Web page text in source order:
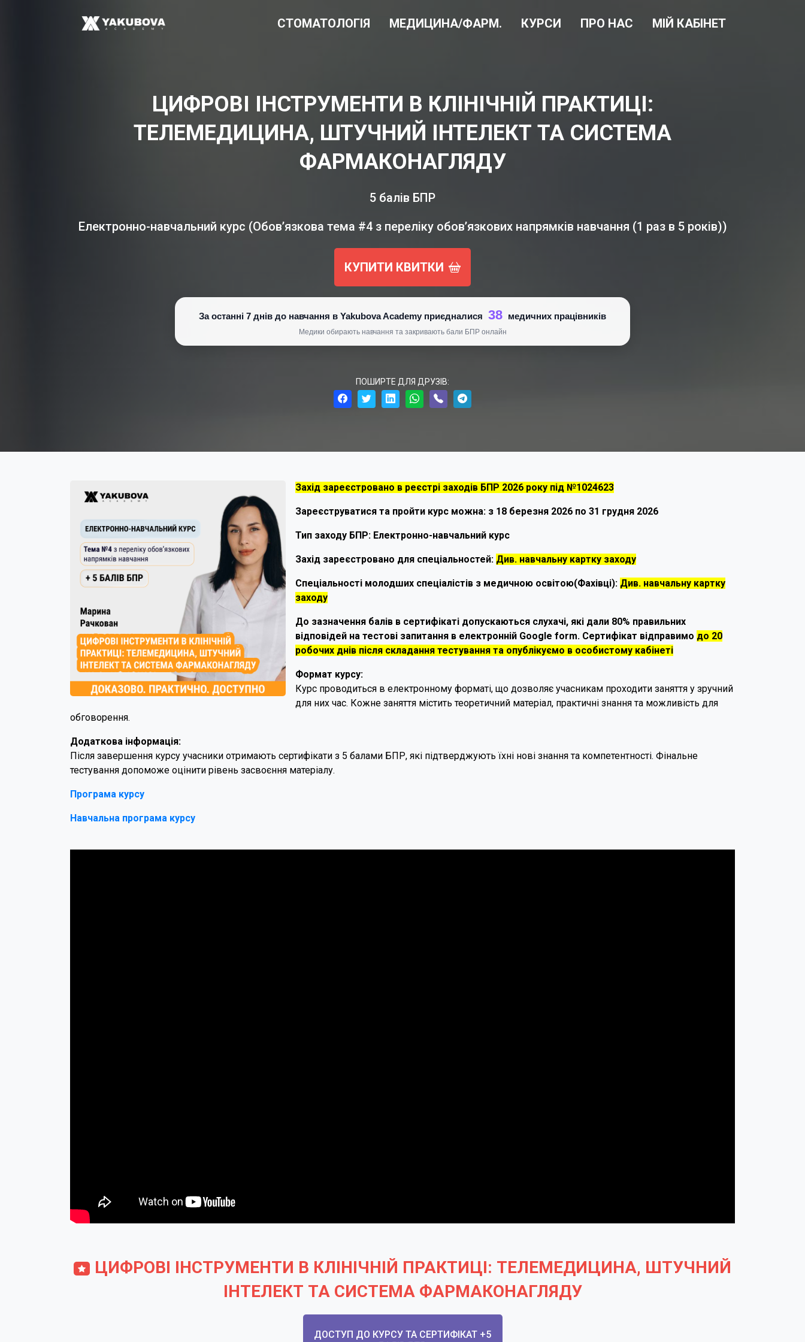
СТОМАТОЛОГІЯ МЕДИЦИНА/ФАРМ. КУРСИ ПРО НАС МІЙ КАБІНЕТ
ЦИФРОВІ ІНСТРУМЕНТИ В КЛІНІЧНІЙ ПРАКТИЦІ:
ТЕЛЕМЕДИЦИНА, ШТУЧНИЙ ІНТЕЛЕКТ ТА СИСТЕМА
ФАРМАКОНАГЛЯДУ
5 балів БПР
Електронно-навчальний курс (Обовʼязкова тема #4 з переліку обов’язкових напрямків навчання (1 раз в 5 років))
КУПИТИ КВИТКИ
За останні 7 днів до навчання в Yakubova Academy приєдналися 38 медичних працівників
Медики обирають навчання та закривають бали БПР онлайн
ПОШИРТЕ ДЛЯ ДРУЗІВ:
Захід зареєстровано в реєстрі заходів БПР 2026 року під №1024623
Зареєструватися та пройти курс можна: з 18 березня 2026 по 31 грудня 2026
Тип заходу БПР: Електронно-навчальний курс
Захід зареєстровано для спеціальностей: Див. навчальну картку заходу
Спеціальності молодших спеціалістів з медичною освітою(Фахівці): Див. навчальну картку
заходу
До зазначення балів в сертифікаті допускаються слухачі, які дали 80% правильних
відповідей на тестові запитання в електронній Google form. Сертифікат відправимо до 20
робочих днів після складання тестування та опублікуємо в особистому кабінеті
Формат курсу:
Курс проводиться в електронному форматі, що дозволяє учасникам проходити заняття у зручний
для них час. Кожне заняття містить теоретичний матеріал, практичні знання та можливість для
обговорення.
Додаткова інформація:
Після завершення курсу учасники отримають сертифікати з 5 балами БПР, які підтверджують їхні нові знання та компетентності. Фінальне
тестування допоможе оцінити рівень засвоєння матеріалу.
Програма курсу
Навчальна програма курсу
ЦИФРОВІ ІНСТРУМЕНТИ В КЛІНІЧНІЙ ПРАКТИЦІ: ТЕЛЕМЕДИЦИНА, ШТУЧНИЙ
ІНТЕЛЕКТ ТА СИСТЕМА ФАРМАКОНАГЛЯДУ
ДОСТУП ДО КУРСУ ТА СЕРТИФІКАТ +5